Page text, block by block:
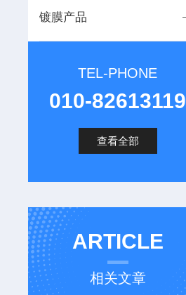
镀膜产品
TEL-PHONE
010-82613119
查看全部
ARTICLE
相关文章